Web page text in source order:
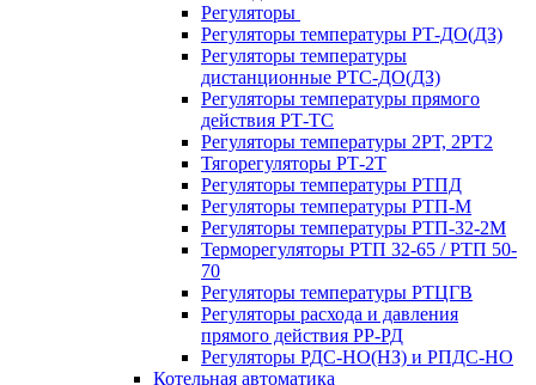
Регуляторы
Регуляторы температуры РТ-ДО(ДЗ)
Регуляторы температуры
дистанционные РТС-ДО(ДЗ)
Регуляторы температуры прямого
действия РТ-ТС
Регуляторы температуры 2РТ, 2РT2
Тягорегуляторы РТ-2Т
Регуляторы температуры РТПД
Регуляторы температуры РТП-M
Регуляторы температуры РТП-32-2М
Терморегуляторы РТП 32-65 / РТП 50-
70
Регуляторы температуры РТЦГВ
Регуляторы расхода и давления
прямого действия РР-РД
Регуляторы РДС-НО(НЗ) и РПДС-НО
Котельная автоматика